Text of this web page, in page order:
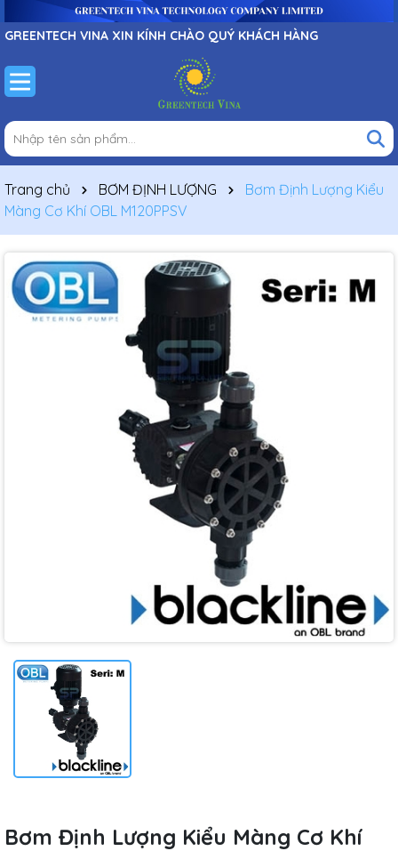
GREENTECH VINA XIN KÍNH CHÀO QUÝ KHÁCH HÀNG
Trang chủ BƠM ĐỊNH LƯỢNG
Bơm Định Lượng Kiểu
Màng Cơ Khí OBL M120PPSV
Bơm Định Lượng Kiểu Màng Cơ Khí